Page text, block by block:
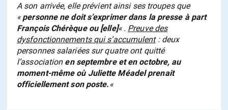
A son arrivée, elle prévient ainsi ses troupes que
«personne ne doit s’exprimer dans la presse à part
François Chérèque ou [elle]« . Preuve des
dysfonctionnements qui s’accumulent: deux
personnes salariées sur quatre ont quitté
l’association en septembre et en octobre, au
moment-même où Juliette Méadel prenait
officiellement son poste. «